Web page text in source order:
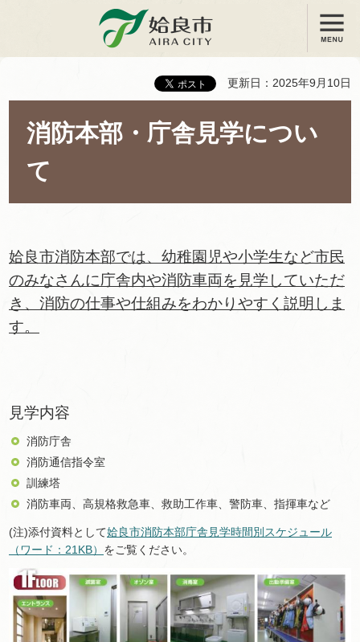
姶良市 メニュー
更新日：2025年9月10日
消防本部・庁舎見学につい
て
姶良市消防本部では、幼稚園児や小学生など市民
のみなさんに庁舎内や消防車両を見学していただ
き、消防の仕事や仕組みをわかりやすく説明しま
す。
見学内容
消防庁舎
消防通信指令室
訓練塔
消防車両、高規格救急車、救助工作車、警防車、指揮車など
(注)添付資料として姶良市消防本部庁舎見学時間別スケジュール
（ワード：21KB） をご覧ください。